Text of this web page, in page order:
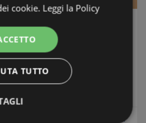
Convento
abitabile
Апартаменты
cookie. Leggi la Policy
TUTTO